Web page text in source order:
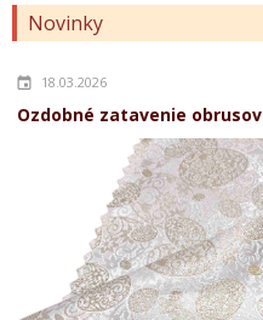
Novinky
18.03.2026
Ozdobné zatavenie obrusov